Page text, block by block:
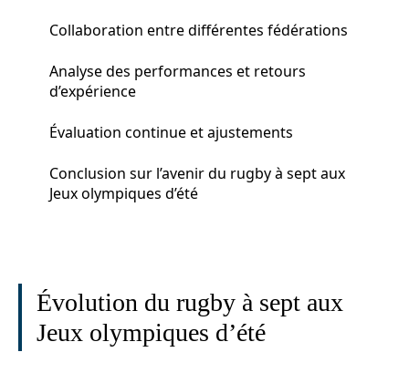
Collaboration entre différentes fédérations
Analyse des performances et retours
d’expérience
Évaluation continue et ajustements
Conclusion sur l’avenir du rugby à sept aux
Jeux olympiques d’été
Évolution du rugby à sept aux
Jeux olympiques d’été